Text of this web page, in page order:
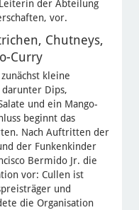
der Abteilung
vor.
Chutneys,
Curry
kleine
Dips,
und ein Mango-
beginnt das
Nach Auftritten der
der Funkenkinder
Bermido Jr. die
vor: Cullen ist
und
die Organisation